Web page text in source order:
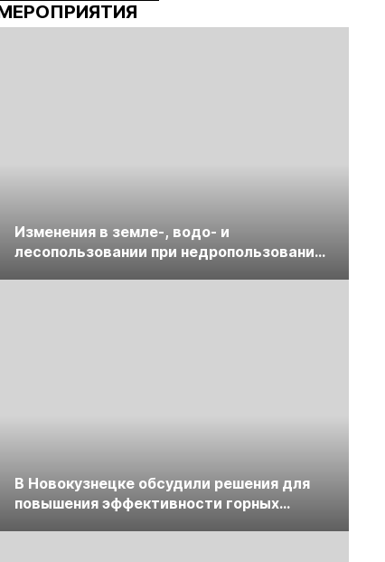
Изменения в земле-, водо- и
лесопользовании при недропользовании
В Новокузнецке обсудили решения для
повышения эффективности горных